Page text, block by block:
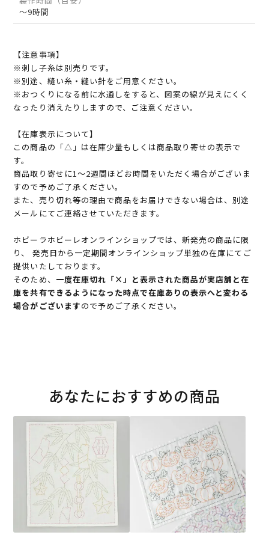
～9時間
【注意事項】
※刺し子糸は別売りです。
※別途、縫い糸・縫い針をご用意ください。
※おつくりになる前に水通しをすると、図案の線が見えにくく
なったり消えたりしますので、ご注意ください。
【在庫表示について】
この商品の「△」は在庫少量もしくは商品取り寄せの表示で
す。
商品取り寄せに1～2週間ほどお時間をいただく場合がございま
すので予めご了承ください。
また、売り切れ等の理由で商品をお届けできない場合は、別途
メールにてご連絡させていただきます。
ホビーラホビーレオンラインショップでは、新発売の商品に限
り、 発売日から一定期間オンラインショップ単独の在庫にてご
提供いたしております。
そのため、 一度在庫切れ「×」と表示された商品が実店舗と在
庫を共有できるようになった時点で在庫ありの表示へと変わる
場合がございますので予めご了承ください。
あなたにおすすめの商品